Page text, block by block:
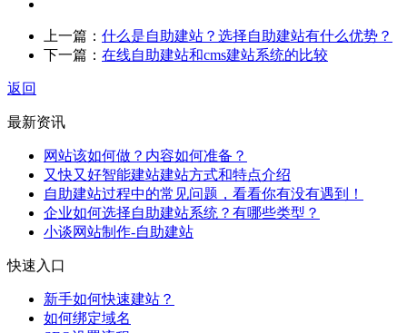
上一篇： 什么是自助建站？选择自助建站有什么优势？
下一篇： 在线自助建站和cms建站系统的比较
返回
最新资讯
网站该如何做？内容如何准备？
又快又好智能建站建站方式和特点介绍
自助建站过程中的常见问题，看看你有没有遇到！
企业如何选择自助建站系统？有哪些类型？
小谈网站制作-自助建站
快速入口
新手如何快速建站？
如何绑定域名